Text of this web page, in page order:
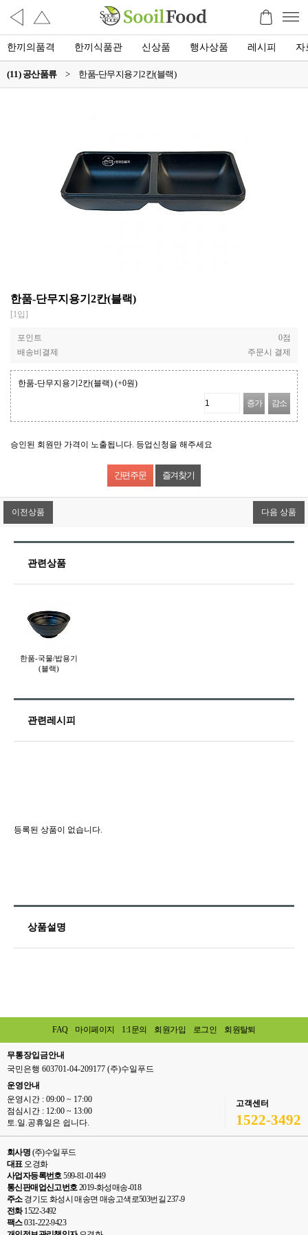
한끼의품격 한끼식품관 신상품 행사상품 레시피 자
(11) 공산품류 > 한품-단무지용기2칸(블랙)
한품-단무지용기2칸(블랙)
[1입]
포인트
0점
배송비결제
주문시 결제
한품-단무지용기2칸(블랙) (+0원)
증가 감소
승인된 회원만 가격이 노출됩니다. 등업신청을 해주세요
즐겨찾기
이전상품 다음 상품
관련상품
한품-국물/밥용기
(블랙)
관련레시피
등록된 상품이 없습니다.
상품설명
FAQ 마이페이지 1:1문의 회원가입 로그인 회원탈퇴
무통장입금안내
국민은행 603701-04-209177 (주)수일푸드
운영안내
운영시간 : 09:00 ~ 17:00
점심시간 : 12:00 ~ 13:00
토.일.공휴일은 쉽니다.
고객센터
1522-3492
회사명 (주)수일푸드
대표오경화
사업자등록번호599-81-01449
통신판매업신고번호2019-화성매송-018
주소경기도 화성시 매송면 매송고색로503번길 237-9
전화1522-3492
팩스031-222-9423